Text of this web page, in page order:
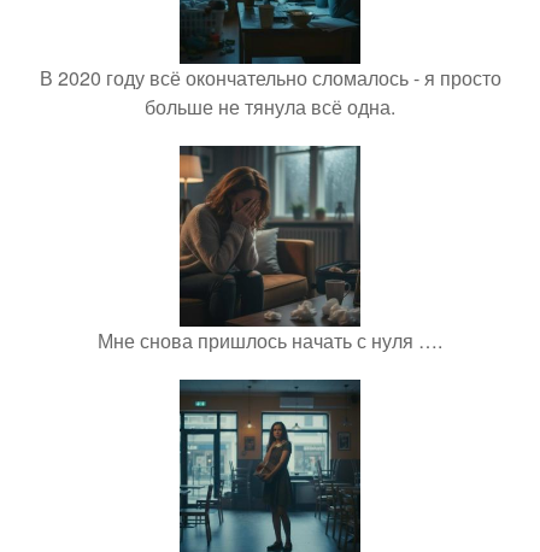
В 2020 году всё окончательно сломалось - я просто
больше не тянула всё одна.
Мне снова пришлось начать с нуля ….